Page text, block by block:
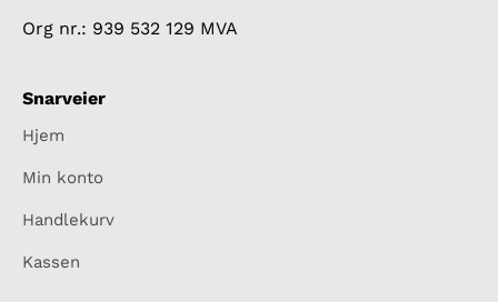
Org nr.: 939 532 129 MVA
Snarveier
Hjem
Min konto
Handlekurv
Kassen